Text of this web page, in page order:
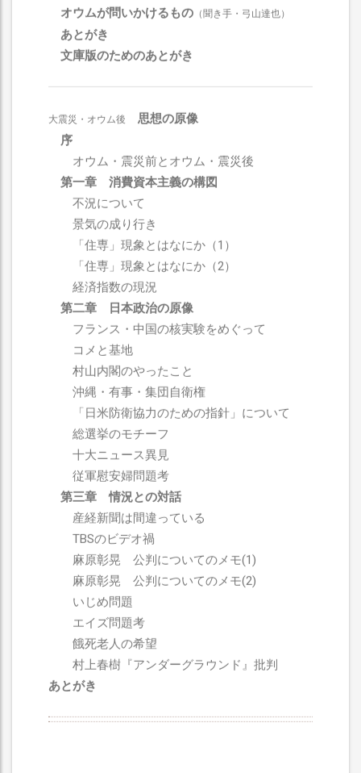
オウムが問いかけるもの （聞き手・弓山達也）
あとがき
文庫版のためのあとがき
大震災・オウム後
思想の原像
序
オウム・震災前とオウム・震災後
第一章 消費資本主義の構図
不況について
景気の成り行き
「住専」現象とはなにか（1）
「住専」現象とはなにか（2）
経済指数の現況
第二章 日本政治の原像
フランス・中国の核実験をめぐって
コメと基地
村山内閣のやったこと
沖縄・有事・集団自衛権
「日米防衛協力のための指針」について
総選挙のモチーフ
十大ニュース異見
従軍慰安婦問題考
第三章 情況との対話
産経新聞は間違っている
TBSのビデオ禍
麻原彰晃 公判についてのメモ(1)
麻原彰晃 公判についてのメモ(2)
いじめ問題
エイズ問題考
餓死老人の希望
村上春樹『アンダーグラウンド』批判
あとがき